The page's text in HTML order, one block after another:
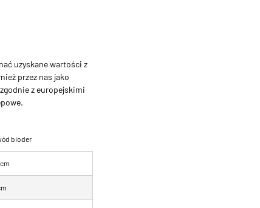
uzyskane wartości z
przez nas jako
z europejskimi
bioder